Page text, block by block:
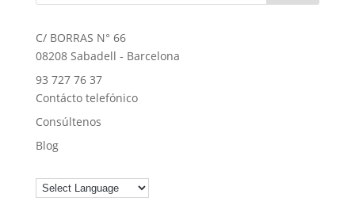
C/ BORRAS N° 66
08208 Sabadell - Barcelona
93 727 76 37
Contácto telefónico
Consúltenos
Blog